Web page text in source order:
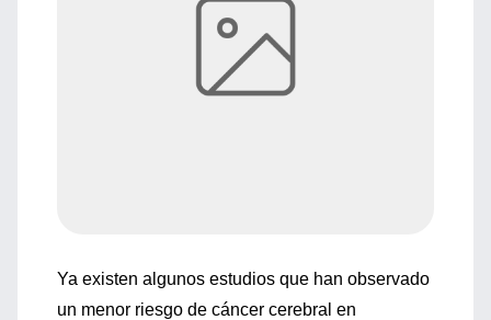
Ya existen algunos estudios que han observado
un menor riesgo de cáncer cerebral en